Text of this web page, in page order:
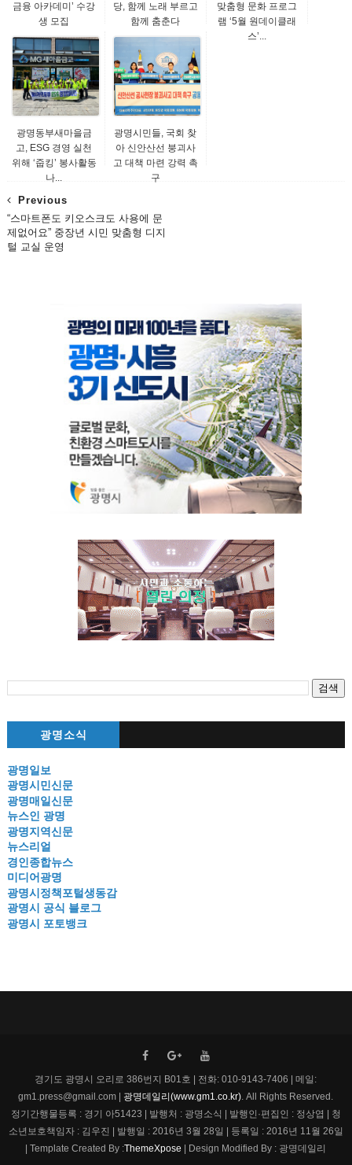
금융 아카데미’ 수강
생 모집
당, 함께 노래 부르고
함께 춤춘다
맞춤형 문화 프로그
램 ‘5월 원데이클래
스’...
광명동부새마을금
고, ESG 경영 실천
위해 ‘줍킹’ 봉사활동
나...
광명시민들, 국회 찾
아 신안산선 붕괴사
고 대책 마련 강력 촉
구
Previous
“스마트폰도 키오스크도 사용에 문
제없어요” 중장년 시민 맞춤형 디지
털 교실 운영
광명소식
광명일보
광명시민신문
광명매일신문
뉴스인 광명
광명지역신문
뉴스리얼
경인종합뉴스
미디어광명
광명시정책포털생동감
광명시 공식 블로그
광명시 포토뱅크
경기도 광명시 오리로 386번지 B01호 | 전화: 010-9143-7406 | 메일:
gm1.press@gmail.com | 광명데일리(www.gm1.co.kr). All Rights Reserved.
정기간행물등록 : 경기 아51423 | 발행처 : 광명소식 | 발행인·편집인 : 정상엽 | 청
소년보호책임자 : 김우진 | 발행일 : 2016년 3월 28일 | 등록일 : 2016년 11월 26일
| Template Created By :ThemeXpose | Design Modified By : 광명데일리